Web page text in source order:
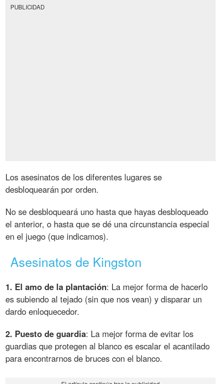
PUBLICIDAD
Los asesinatos de los diferentes lugares se
desbloquearán por orden.
No se desbloqueará uno hasta que hayas desbloqueado
el anterior, o hasta que se dé una circunstancia especial
en el juego (que indicamos).
Asesinatos de Kingston
1. El amo de la plantación: La mejor forma de hacerlo
es subiendo al tejado (sin que nos vean) y disparar un
dardo enloquecedor.
2. Puesto de guardia: La mejor forma de evitar los
guardias que protegen al blanco es escalar el acantilado
para encontrarnos de bruces con el blanco.